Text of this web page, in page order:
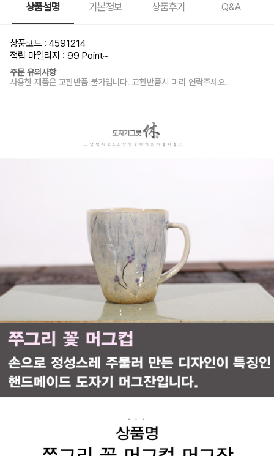
상품설명 기본정보 상품후기 Q&A
상품코드 : 4591214
적립 마일리지 : 99 Point~
주문 유의사항
사용한 제품은 교환반품 불가입니다. 교환반품시 미리 연락주세요.